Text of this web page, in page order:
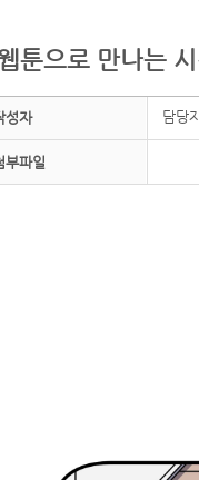
툰으로 만나는
성자 담당
부파일